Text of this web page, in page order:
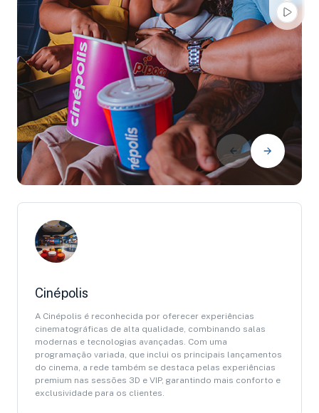
Cinépolis
A Cinépolis é reconhecida por oferecer experiências
cinematográficas de alta qualidade, combinando salas
modernas e tecnologias avançadas. Com uma
programação variada, que inclui os principais lançamentos
do cinema, a rede também se destaca pelas experiências
premium nas sessões 3D e VIP, garantindo mais conforto e
exclusividade para os clientes.